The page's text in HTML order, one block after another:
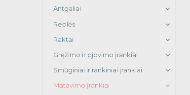
Antgaliai
Replės
Raktai
Gręžimo ir pjovimo įrankiai
Smūginiai ir rankiniai įrankiai
Matavimo įrankiai